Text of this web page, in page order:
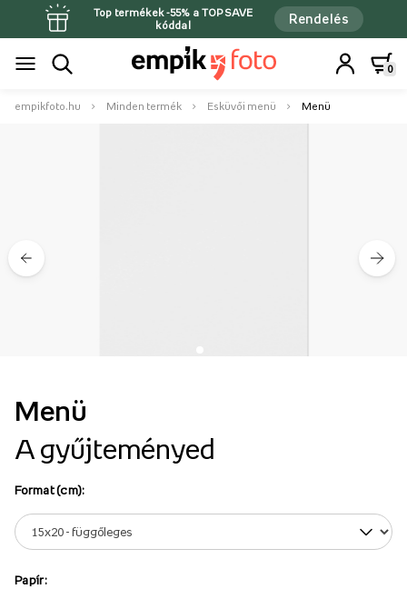
Top termékek -55% a TOPSAVE
kóddal
Rendelés
0
empikfoto.hu Minden termék Esküvői menü Menü
Menü
A gyűjteményed
Format (cm):
Papír: